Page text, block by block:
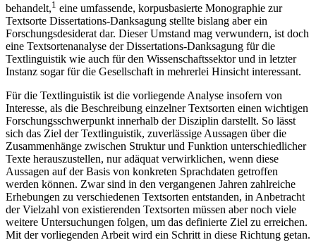
behandelt,1 eine umfassende, korpusbasierte Monographie zur
Textsorte Dissertations-Danksagung stellte bislang aber ein
Forschungsdesiderat dar. Dieser Umstand mag verwundern, ist doch
eine Textsortenanalyse der Dissertations-Danksagung für die
Textlinguistik wie auch für den Wissenschaftssektor und in letzter
Instanz sogar für die Gesellschaft in mehrerlei Hinsicht interessant.
Für die Textlinguistik ist die vorliegende Analyse insofern von
Interesse, als die Beschreibung einzelner Textsorten einen wichtigen
Forschungsschwerpunkt innerhalb der Disziplin darstellt. So lässt
sich das Ziel der Textlinguistik, zuverlässige Aussagen über die
Zusammenhänge zwischen Struktur und Funktion unterschiedlicher
Texte herauszustellen, nur adäquat verwirklichen, wenn diese
Aussagen auf der Basis von konkreten Sprachdaten getroffen
werden können. Zwar sind in den vergangenen Jahren zahlreiche
Erhebungen zu verschiedenen Textsorten entstanden, in Anbetracht
der Vielzahl von existierenden Textsorten müssen aber noch viele
weitere Untersuchungen folgen, um das definierte Ziel zu erreichen.
Mit der vorliegenden Arbeit wird ein Schritt in diese Richtung getan.